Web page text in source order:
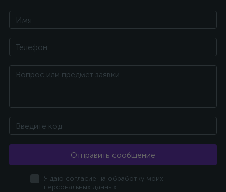
Отправить сообщение
Я даю согласие на обработку моих
персональных данных